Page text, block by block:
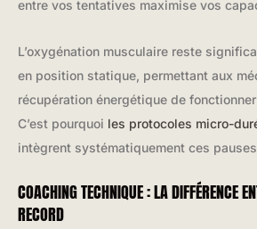
entre vos tentatives maximise vos
L’oxygénation musculaire reste
en position statique, permettant aux
récupération énergétique de
C’est pourquoi les protocoles micro-
intègrent systématiquement ces
COACHING TECHNIQUE : LA DIFFÉRENCE
RECORD